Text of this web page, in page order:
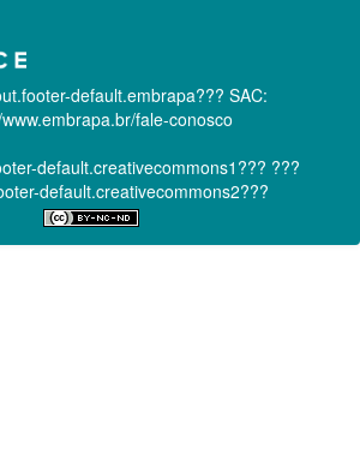
default.embrapa??? SAC:
fale-conosco
default.creativecommons1??? ???
default.creativecommons2???